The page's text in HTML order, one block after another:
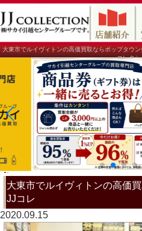
大東市でルイヴィトンの高価買取ならポップタウ
コレクシ
大東市でルイヴィトンの高価買取ならポップタウン住道の
JJコレ
2020.09.15